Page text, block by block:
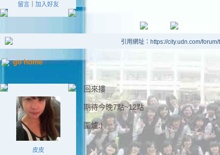
留言｜ 加入好友
引用網址：https://city.udn.com/
go home
皮皮
回來摟
期待今晚7點~12點
圍爐:)